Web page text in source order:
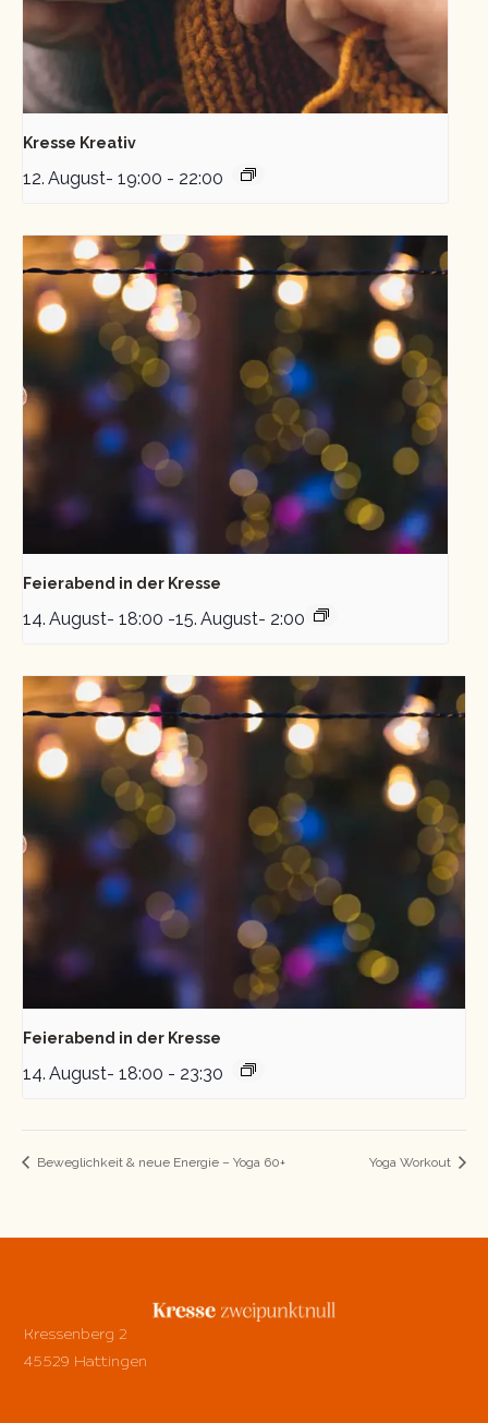
Kresse Kreativ
12. August- 19:00 - 22:00
Feierabend in der Kresse
14. August- 18:00 -15. August- 2:00
Feierabend in der Kresse
14. August- 18:00 - 23:30
Beweglichkeit & neue Energie – Yoga 60+ Yoga Workout
Kressenberg 2
45529 Hattingen